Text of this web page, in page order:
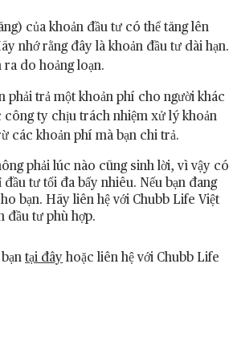
của khoản đầu tư có thể tăng lên
nhớ rằng đây là khoản đầu tư dài hạn.
ra do hoảng loạn.
trả một khoản phí cho người khác
ty chịu trách nhiệm xử lý khoản
các khoản phí mà bạn chi trả.
phải lúc nào cũng sinh lời, vì vậy có
tư tối đa bấy nhiêu. Nếu bạn đang
bạn. Hãy liên hệ với Chubb Life Việt
đầu tư phù hợp.
tại đây ​​hoặc liên hệ với Chubb Life